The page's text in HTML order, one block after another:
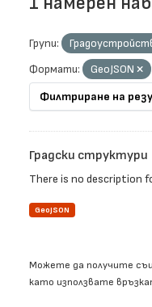
Групи:
Формати:
GeoJSON
Филтриране на
Градски структури
There is no description
GeoJSON
Можете да получите
като използвате